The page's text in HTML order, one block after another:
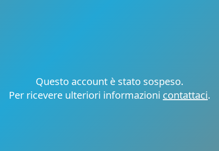
Questo account è stato sospeso.
Per ricevere ulteriori informazioni contattaci.